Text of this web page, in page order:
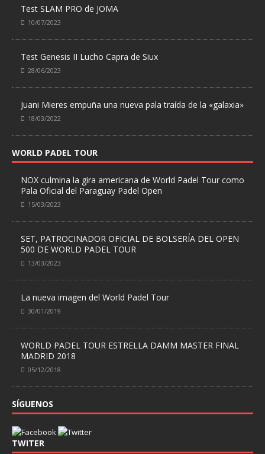
Test SLAM PRO de JOMA
10/07/2023
Test Genesis II Lucho Capra de Siux
28/06/2023
Juani Mieres empuña una nueva pala traída de la «galaxia»
18/03/2022
WORLD PADEL TOUR
NOX culmina la gira americana de World Padel Tour como
Pala Oficial del Paraguay Padel Open
15/03/2023
SET, PATROCINADOR OFICIAL DE BOLSERÍA DEL OPEN
500 DE WORLD PADEL TOUR
13/03/2023
La nueva imagen del World Padel Tour
30/01/2019
WORLD PADEL TOUR ESTRELLA DAMM MASTER FINAL
MADRID 2018
05/12/2018
SÍGUENOS
TWITER